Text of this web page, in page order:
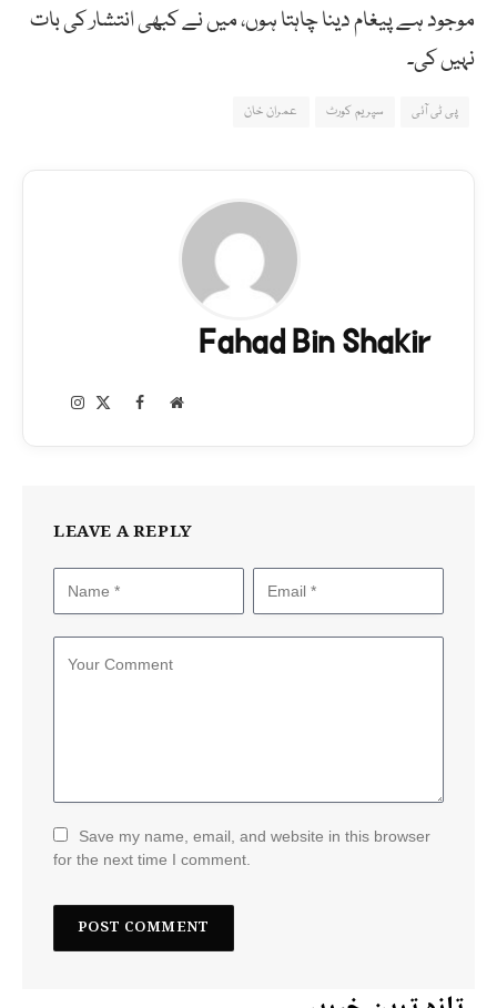
موجود ہے پیغام دینا چاہتا ہوں، میں نے کبھی انتشار کی بات
نہیں کی۔
پی ٹی آئی سپریم کورٹ عمران خان
Fahad Bin Shakir
Website
Facebook
Instagram
LEAVE A REPLY
Save my name, email, and website in this browser
for the next time I comment.